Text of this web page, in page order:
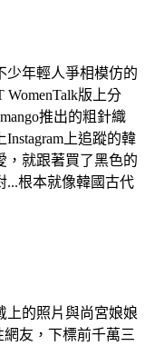
少年輕人爭相模仿的
版上分
推出的粗針織
上追蹤的韓
，就跟著買了黑色的
...根本就像韓國古代
上的照片與尚宮娘娘
友，下標前千萬三